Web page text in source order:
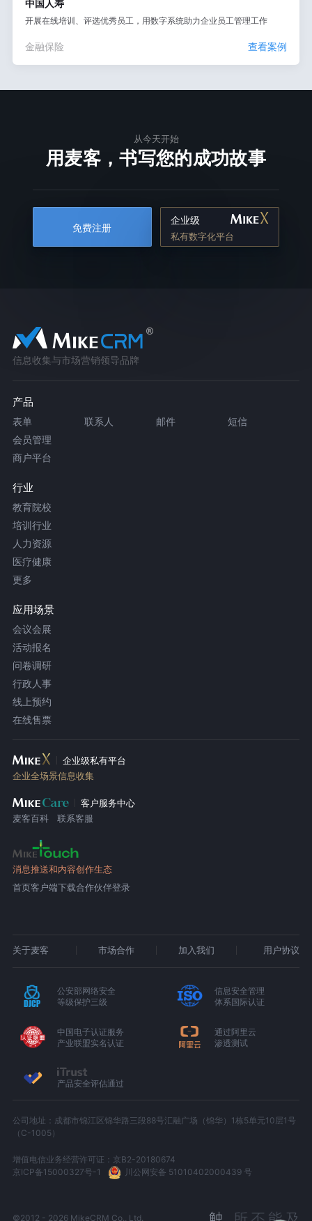
中国人寿
开展在线培训、评选优秀员工，用数字系统助力企业员工管理工作
金融保险 查看案例
从今天开始
用麦客，书写您的成功故事
免费注册
企业级
私有数字化平台
信息收集与市场营销领导品牌
产品
表单 联系人 邮件
短信
会员管理
商户平台
行业
教育院校
培训行业
人力资源
医疗健康
更多
应用场景
会议会展
活动报名
问卷调研
行政人事
线上预约
在线售票
企业级私有平台
企业全场景信息收集
客户服务中心
麦客百科
联系客服
消息推送和内容创作生态
首页客户端下载合作伙伴登录
关于麦客 市场合作 加入我们 用户协议
公安部网络安全
等级保护三级
信息安全管理
体系国际认证
中国电子认证服务
产业联盟实名认证
通过阿里云
渗透测试
产品安全评估通过
公司地址：成都市锦江区锦华路三段88号汇融广场（锦华）1栋5单元10层1号
（C-1005）
增值电信业务经营许可证：京B2-20180674
京ICP备15000327号-1
川公网安备 51010402000439 号
©2012 - 2026 MikeCRM Co., Ltd.